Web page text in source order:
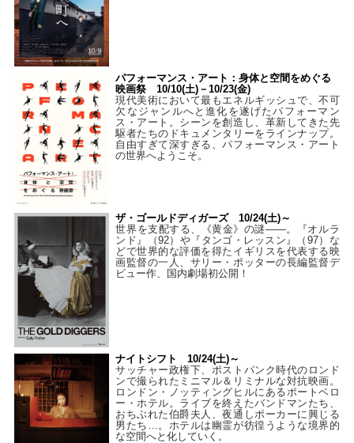
パフォーマンス・アート：身体と空間をめぐる
映画祭 10/10(土)－10/23(金)
現代美術において最もエネルギッシュで、不可
欠なジャンルへと進化を遂げたパフォーマン
ス・アート。シーンを創造し、革新してきた先
駆者たちのドキュメンタリーをラインナップ。
自由すぎて深すぎる、パフォーマンス・アート
の世界へようこそ。
ザ・ゴールドディガーズ 10/24(土)～
世界を支配する、《黄金》の謎――。『オルラ
ンド』（92）や『タンゴ・レッスン』（97）な
どで世界的な評価を得たイギリスを代表する映
画監督の一人、サリー・ポッターの長編監督デ
ビュー作、国内劇場初公開！
ナイトシフト 10/24(土)～
サッチャー政権下、ポストパンク時代のロンド
ンで撮られたミニマル＆リミナルな対抗映画。
ロンドン・ノッティングヒルにあるポートベロ
ー・ホテル。ライブを終えたバンドマンたち、
おちぶれた伯爵夫人、夜通しポーカーに興じる
男たち…。ホテルは幽霊が彷徨うような境界的
な空間へと化していく。